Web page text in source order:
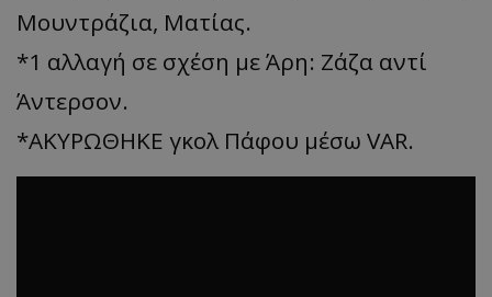
Μουντράζια, Ματίας.
*1 αλλαγή σε σχέση με Άρη: Ζάζα αντί
Άντερσον.
*ΑΚΥΡΩΘΗΚΕ γκολ Πάφου μέσω VAR.